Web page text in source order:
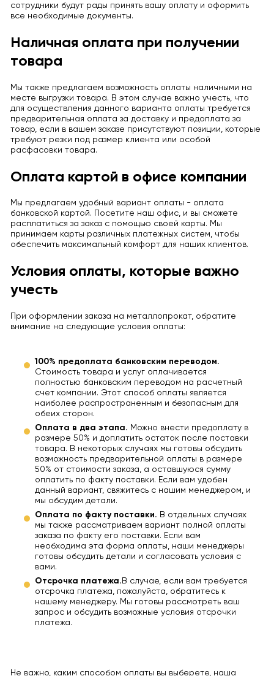
сотрудники будут рады принять вашу оплату и оформить
все необходимые документы.
Наличная оплата при получении
товара
Мы также предлагаем возможность оплаты наличными на
месте выгрузки товара. В этом случае важно учесть, что
для осуществления данного варианта оплаты требуется
предварительная оплата за доставку и предоплата за
товар, если в вашем заказе присутствуют позиции, которые
требуют резки под размер клиента или особой
расфасовки товара.
Оплата картой в офисе компании
Мы предлагаем удобный вариант оплаты - оплата
банковской картой. Посетите наш офис, и вы сможете
расплатиться за заказ с помощью своей карты. Мы
принимаем карты различных платежных систем, чтобы
обеспечить максимальный комфорт для наших клиентов.
Условия оплаты, которые важно
учесть
При оформлении заказа на металлопрокат, обратите
внимание на следующие условия оплаты:
100% предоплата банковским переводом.
Стоимость товара и услуг оплачивается
полностью банковским переводом на расчетный
счет компании. Этот способ оплаты является
наиболее распространенным и безопасным для
обеих сторон.
Оплата в два этапа. Можно внести предоплату в
размере 50% и доплатить остаток после поставки
товара. В некоторых случаях мы готовы обсудить
возможность предварительной оплаты в размере
50% от стоимости заказа, а оставшуюся сумму
оплатить по факту поставки. Если вам удобен
данный вариант, свяжитесь с нашим менеджером, и
мы обсудим детали.
Оплата по факту поставки. В отдельных случаях
мы также рассматриваем вариант полной оплаты
заказа по факту его поставки. Если вам
необходима эта форма оплаты, наши менеджеры
готовы обсудить детали и согласовать условия с
вами.
Отсрочка платежа. В случае, если вам требуется
отсрочка платежа, пожалуйста, обратитесь к
нашему менеджеру. Мы готовы рассмотреть ваш
запрос и обсудить возможные условия отсрочки
платежа.
Не важно, каким способом оплаты вы выберете, наша